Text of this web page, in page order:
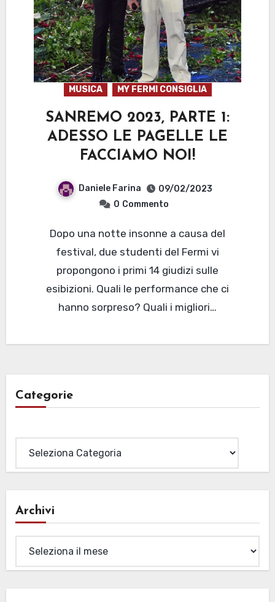
MUSICA MY FERMI CONSIGLIA
SANREMO 2023, PARTE 1:
ADESSO LE PAGELLE LE
FACCIAMO NOI!
Daniele Farina
09/02/2023
0 Commento
Dopo una notte insonne a causa del
festival, due studenti del Fermi vi
propongono i primi 14 giudizi sulle
esibizioni. Quali le performance che ci
hanno sorpreso? Quali i migliori…
Categorie
Archivi